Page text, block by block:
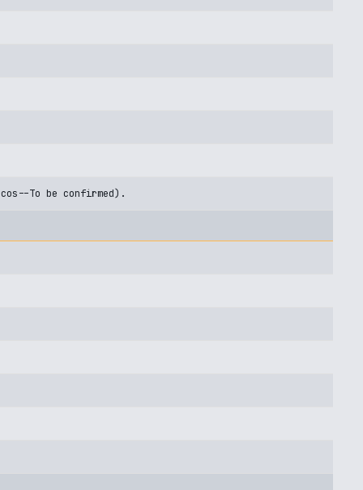
To be confirmed).